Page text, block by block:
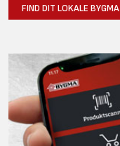
FIND DIT LOKALE BYGMA